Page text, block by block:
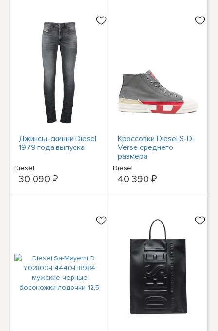
Джинсы-скинни Diesel
1979 года выпуска
Diesel
30 090 ₽
Кроссовки Diesel S-D-
Verse среднего
размера
Diesel
40 390 ₽